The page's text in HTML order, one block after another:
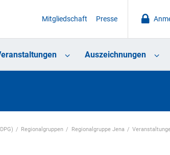
Mitgliedschaft Presse
Auszeichnungen
Regionalgruppen Regionalgruppe Jena